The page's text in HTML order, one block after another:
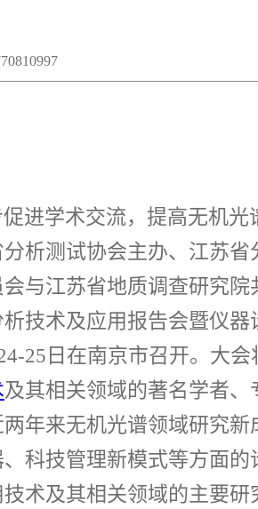
促进学术交流，提高无机光
析测试协会主办、江苏省
与江苏省地质调查研究院
技术及应用报告会暨仪器
25 日 在南京市召开。 大会
及其相关领域的著名学者、
两年来无机光谱领域研究新
科技管理新模式等方面的
术及其相关领域的主要研